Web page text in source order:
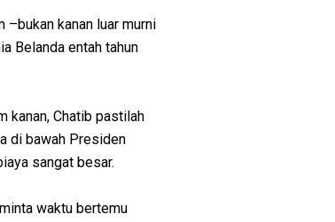
–bukan kanan luar murni
Belanda entah tahun
kanan, Chatib pastilah
di bawah Presiden
sangat besar.
waktu bertemu